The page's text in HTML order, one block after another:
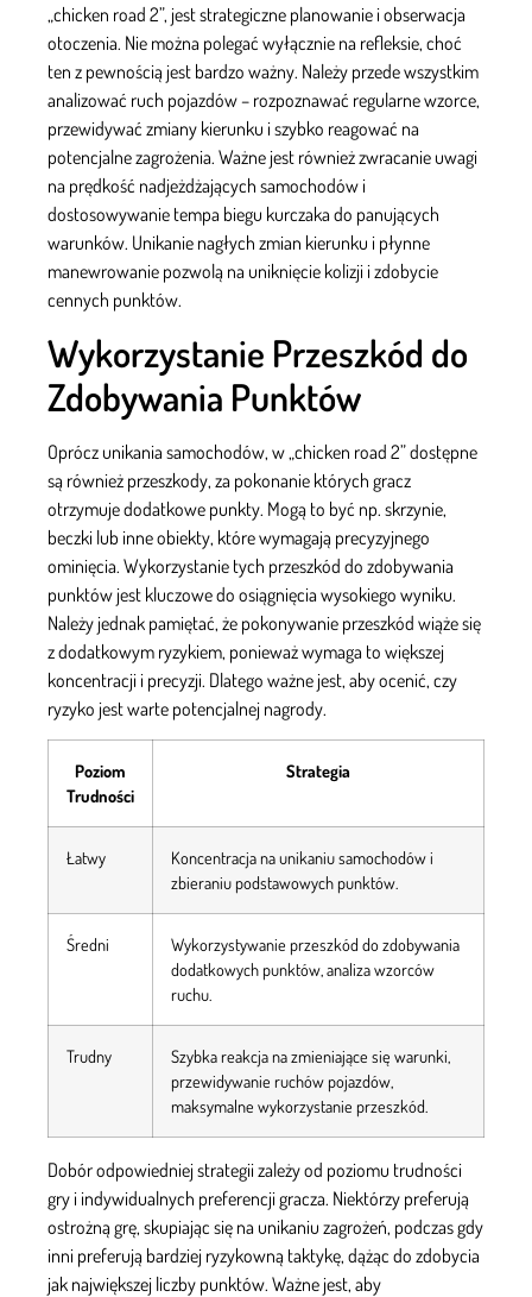
„chicken road 2”, jest strategiczne planowanie i obserwacja
otoczenia. Nie można polegać wyłącznie na refleksie, choć
ten z pewnością jest bardzo ważny. Należy przede wszystkim
analizować ruch pojazdów – rozpoznawać regularne wzorce,
przewidywać zmiany kierunku i szybko reagować na
potencjalne zagrożenia. Ważne jest również zwracanie uwagi
na prędkość nadjeżdżających samochodów i
dostosowywanie tempa biegu kurczaka do panujących
warunków. Unikanie nagłych zmian kierunku i płynne
manewrowanie pozwolą na uniknięcie kolizji i zdobycie
cennych punktów.
Wykorzystanie Przeszkód do
Zdobywania Punktów
Oprócz unikania samochodów, w „chicken road 2” dostępne
są również przeszkody, za pokonanie których gracz
otrzymuje dodatkowe punkty. Mogą to być np. skrzynie,
beczki lub inne obiekty, które wymagają precyzyjnego
ominięcia. Wykorzystanie tych przeszkód do zdobywania
punktów jest kluczowe do osiągnięcia wysokiego wyniku.
Należy jednak pamiętać, że pokonywanie przeszkód wiąże się
z dodatkowym ryzykiem, ponieważ wymaga to większej
koncentracji i precyzji. Dlatego ważne jest, aby ocenić, czy
ryzyko jest warte potencjalnej nagrody.
Poziom
Trudności
Strategia
Łatwy
Koncentracja na unikaniu samochodów i
zbieraniu podstawowych punktów.
Średni
Wykorzystywanie przeszkód do zdobywania
dodatkowych punktów, analiza wzorców
ruchu.
Trudny
Szybka reakcja na zmieniające się warunki,
przewidywanie ruchów pojazdów,
maksymalne wykorzystanie przeszkód.
Dobór odpowiedniej strategii zależy od poziomu trudności
gry i indywidualnych preferencji gracza. Niektórzy preferują
ostrożną grę, skupiając się na unikaniu zagrożeń, podczas gdy
inni preferują bardziej ryzykowną taktykę, dążąc do zdobycia
jak największej liczby punktów. Ważne jest, aby